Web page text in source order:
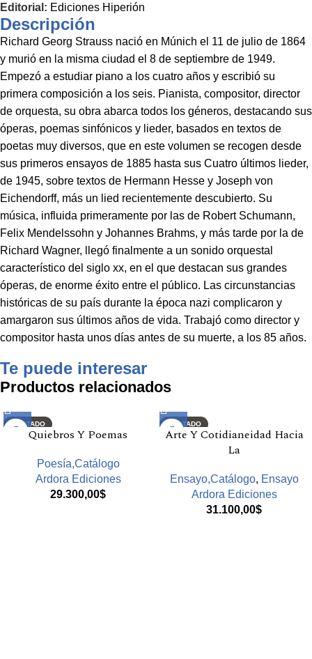
Editorial: Ediciones Hiperión
Descripción
Richard Georg Strauss nació en Múnich el 11 de julio de 1864
y murió en la misma ciudad el 8 de septiembre de 1949.
Empezó a estudiar piano a los cuatro años y escribió su
primera composición a los seis. Pianista, compositor, director
de orquesta, su obra abarca todos los géneros, destacando sus
óperas, poemas sinfónicos y lieder, basados en textos de
poetas muy diversos, que en este volumen se recogen desde
sus primeros ensayos de 1885 hasta sus Cuatro últimos lieder,
de 1945, sobre textos de Hermann Hesse y Joseph von
Eichendorff, más un lied recientemente descubierto. Su
música, influida primeramente por las de Robert Schumann,
Felix Mendelssohn y Johannes Brahms, y más tarde por la de
Richard Wagner, llegó finalmente a un sonido orquestal
característico del siglo xx, en el que destacan sus grandes
óperas, de enorme éxito entre el público. Las circunstancias
históricas de su país durante la época nazi complicaron y
amargaron sus últimos años de vida. Trabajó como director y
compositor hasta unos días antes de su muerte, a los 85 años.
Te puede interesar
Productos relacionados
AGOTADO
Quiebros Y Poemas
Poesía,Catálogo
Ardora Ediciones
29.300,00$
AGOTADO
Arte Y Cotidianeidad Hacia
La
Ensayo,Catálogo, Ensayo
Ardora Ediciones
31.100,00$